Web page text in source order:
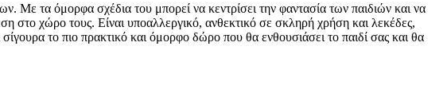
τα όμορφα σχέδια του μπορεί να κεντρίσει την φαντασία των παιδιών και να
στο χώρο τους. Είναι υποαλλεργικό, ανθεκτικό σε σκληρή χρήση και λεκέδες,
το πιο πρακτικό και όμορφο δώρο που θα ενθουσιάσει το παιδί σας και θα